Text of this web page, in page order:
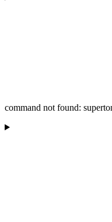
command not found: